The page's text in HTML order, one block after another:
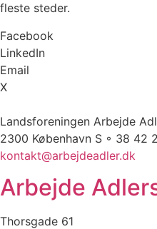
fleste steder.
Facebook
LinkedIn
Email
X
Landsforeningen Arbejde
2300 København S ◦ 38 42
kontakt@arbejdeadler.dk
Arbejde
Thorsgade 61